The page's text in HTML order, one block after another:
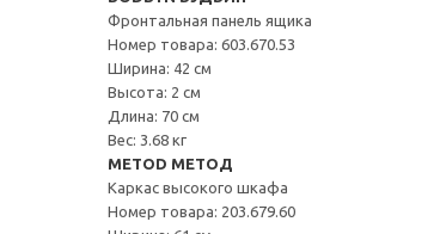
Фронтальная панель ящика
Номер товара: 603.670.53
Ширина: 42 см
Высота: 2 см
Длина: 70 см
Вес: 3.68 кг
METOD МЕТОД
Каркас высокого шкафа
Номер товара: 203.679.60